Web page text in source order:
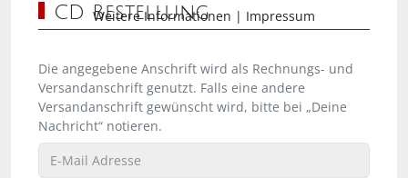
CD Bestellung
Die angegebene Anschrift wird als Rechnungs- und
Versandanschrift genutzt. Falls eine andere
Versandanschrift gewünscht wird, bitte bei „Deine
Nachricht“ notieren.
Weitere Informationen | Impressum